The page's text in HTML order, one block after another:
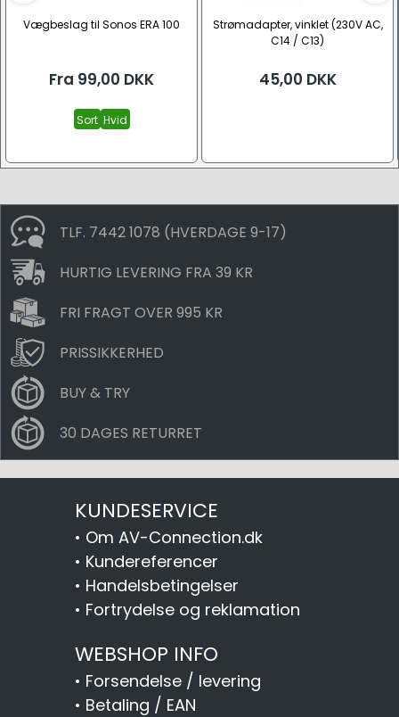
Vægbeslag til Sonos ERA 100
Fra 99,00 DKK
Sort Hvid
Strømadapter, vinklet (230V AC,
C14 / C13)
45,00 DKK
TLF. 7442 1078 (HVERDAGE 9-17)
HURTIG LEVERING FRA 39 KR
FRI FRAGT OVER 995 KR
PRISSIKKERHED
BUY & TRY
30 DAGES RETURRET
KUNDESERVICE
• Om AV-Connection.dk
• Kundereferencer
• Handelsbetingelser
• Fortrydelse og reklamation
WEBSHOP INFO
• Forsendelse / levering
• Betaling / EAN